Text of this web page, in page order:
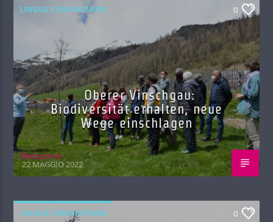
LINGUE COMUNITARIE 0
Oberer Vinschgau:
Biodiversität erhalten, neue
Wege einschlagen
Red.azione
22 MAGGIO 2022
LINGUE COMUNITARIE 0